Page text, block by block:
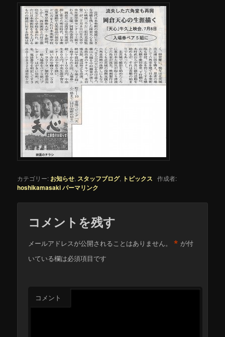
カテゴリー: お知らせ, スタッフブログ, トピックス 作成者:
hoshikamasakiパーマリンク
コメントを残す
メールアドレスが公開されることはありません。 * が付
いている欄は必須項目です
コメント